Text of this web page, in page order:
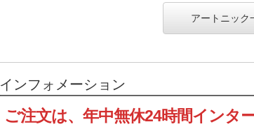
アートニック
インフォメーション
ご注文は、年中無休24時間インタ